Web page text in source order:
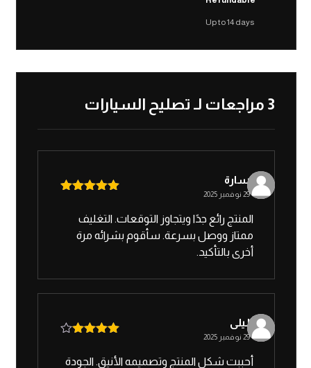
Up to 14 days
3 مراجعات لـ تصليح السيارات
سارة
29 نوفمبر 2025
المنتج رائع جدًا ويتجاوز التوقعات. التغليف
ممتاز ووصل بسرعة. سأقوم بشرائه مرة
أخرى بالتأكيد.
4
ليلى
29 نوفمبر 2025
أحببت شكل المنتج وتصميمه الأنيق. الجودة